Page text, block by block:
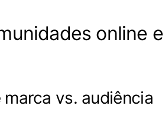
online
vs. audiência